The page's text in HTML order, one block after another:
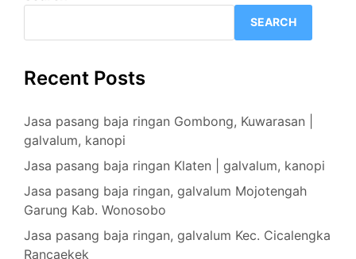
SEARCH
Recent Posts
Jasa pasang baja ringan Gombong, Kuwarasan |
galvalum, kanopi
Jasa pasang baja ringan Klaten | galvalum, kanopi
Jasa pasang baja ringan, galvalum Mojotengah
Garung Kab. Wonosobo
Jasa pasang baja ringan, galvalum Kec. Cicalengka
Rancaekek